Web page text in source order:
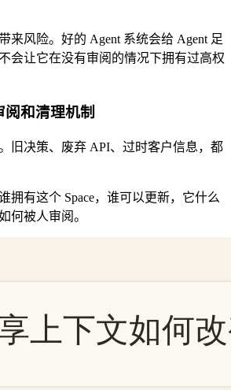
来风险。好的 Agent 系统会给 Agent 足
会让它在没有审阅的情况下拥有过高权
和清理机制
旧决策、废弃 API、过时客户信息，都
拥有这个 Space，谁可以更新，它什么
何被人审阅。